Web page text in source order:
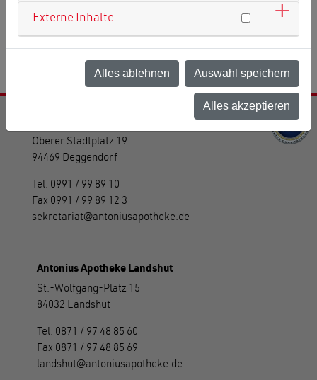
Oberer Stadtplatz 19
94469 Deggendorf
Tel. 0991 / 99 89 10
Fax 0991 / 99 89 12 3
sekretariat
antoniusapotheke.de
Antonius Apotheke Landshut
St.-Wolfgang-Platz 15
84032 Landshut
Tel. 0871 / 97 48 85 60
Fax 0871 / 97 48 85 69
landshut
antoniusapotheke.de
Externe Inhalte
Alles ablehnen Auswahl speichern
Alles akzeptieren